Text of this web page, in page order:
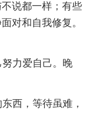
说都一样；有些
对和自我修复。
力爱自己。晚
西，等待虽难，